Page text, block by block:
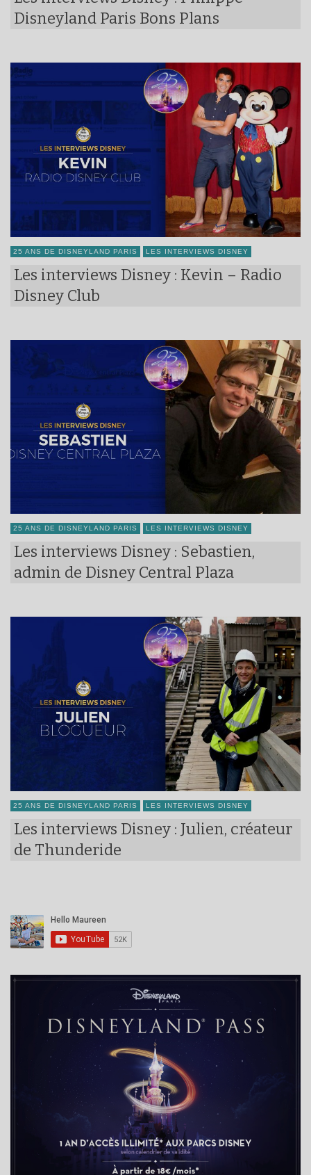
Disneyland Paris Bons Plans
25 ANS DE DISNEYLAND PARIS LES INTERVIEWS DISNEY
Les interviews Disney : Kevin – Radio
Disney Club
25 ANS DE DISNEYLAND PARIS LES INTERVIEWS DISNEY
Les interviews Disney : Sebastien,
admin de Disney Central Plaza
25 ANS DE DISNEYLAND PARIS LES INTERVIEWS DISNEY
Les interviews Disney : Julien, créateur
de Thunderide